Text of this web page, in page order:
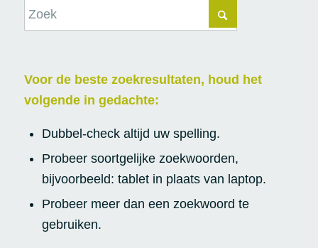
Voor de beste zoekresultaten, houd het
volgende in gedachte:
Dubbel-check altijd uw spelling.
Probeer soortgelijke zoekwoorden,
bijvoorbeeld: tablet in plaats van laptop.
Probeer meer dan een zoekwoord te
gebruiken.